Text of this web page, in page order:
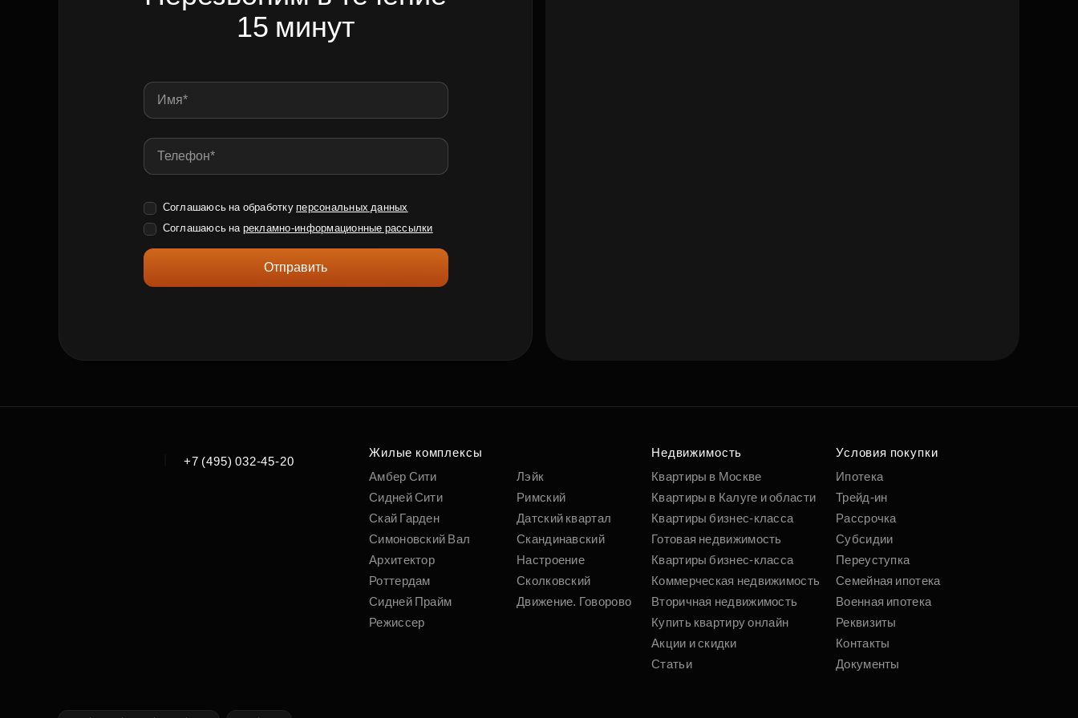
15 минут
Соглашаюсь на обработку персональных данных
Соглашаюсь на рекламно-информационные рассылки
Отправить
+7 (495) 032-45-20
Жилые комплексы
Амбер Сити
Сидней Сити
Скай Гарден
Симоновский Вал
Архитектор
Роттердам
Сидней Прайм
Режиссер
Лэйк
Римский
Датский квартал
Скандинавский
Настроение
Сколковский
Движение. Говорово
Недвижимость
Квартиры в Москве
Квартиры в Калуге и области
Квартиры бизнес-класса
Готовая недвижимость
Квартиры бизнес-класса
Коммерческая недвижимость
Вторичная недвижимость
Купить квартиру онлайн
Акции и скидки
Статьи
Условия покупки
Ипотека
Трейд-ин
Рассрочка
Субсидии
Переуступка
Семейная ипотека
Военная ипотека
Реквизиты
Контакты
Документы